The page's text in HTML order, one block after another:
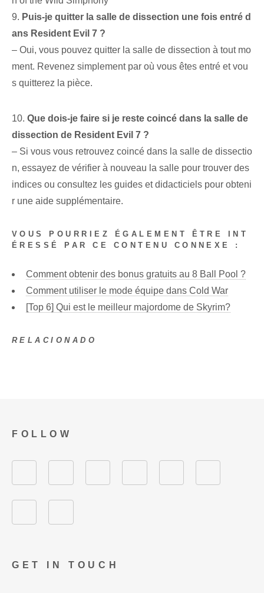
9. Puis-je quitter la salle de dissection une fois entré d
ans Resident Evil 7 ?
– Oui, vous pouvez quitter la salle de dissection à tout mo
ment. Revenez simplement par où vous êtes entré et vou
s quitterez la pièce.
10. Que dois-je faire si je reste coincé dans la salle de
dissection de Resident Evil 7 ?
– Si vous vous retrouvez coincé dans la salle de dissectio
n, essayez de vérifier à nouveau la salle pour trouver des
indices ou consultez les guides et didacticiels pour obteni
r une aide supplémentaire.
VOUS POURRIEZ ÉGALEMENT ÊTRE INT
ÉRESSÉ PAR CE CONTENU CONNEXE :
Comment obtenir des bonus gratuits au 8 Ball Pool ?
Comment utiliser le mode équipe dans Cold War
[Top 6] Qui est le meilleur majordome de Skyrim?
RELACIONADO
GET IN TOUCH
FOLLOW